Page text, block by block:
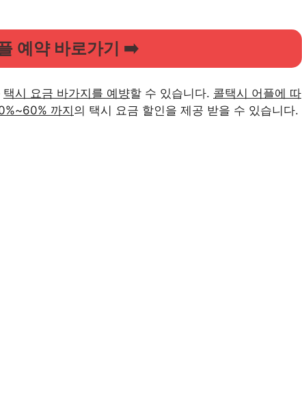
예약 바로가기 ➡️
택시 요금 바가지를 예뱡할 수 있습니다. 콜택시 어플에 따
까지 의 택시 요금 할인을 제공 받을 수 있습니다.